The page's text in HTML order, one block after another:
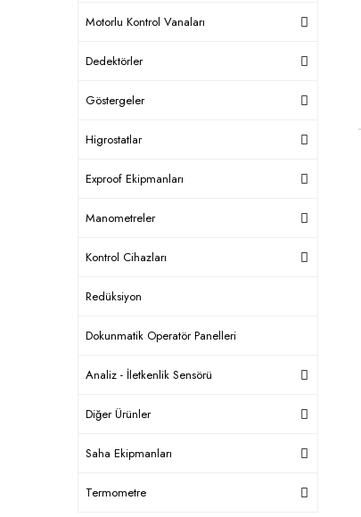
Motorlu Kontrol Vanaları
Dedektörler
Göstergeler
Higrostatlar
Exproof Ekipmanları
Manometreler
Kontrol Cihazları
Redüksiyon
Dokunmatik Operatör Panelleri
Analiz - İletkenlik Sensörü
Diğer Ürünler
Saha Ekipmanları
Termometre